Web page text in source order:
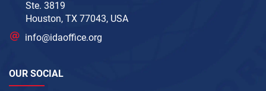
Ste. 3819
Houston, TX 77043, USA
info@idaoffice.org
OUR SOCIAL